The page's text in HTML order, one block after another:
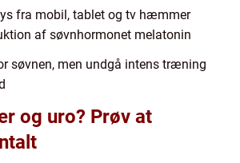
fra mobil, tablet og tv hæmmer
af søvnhormonet melatonin
søvnen, men undgå intens træning
og uro? Prøv at